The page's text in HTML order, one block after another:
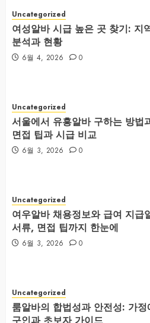
Uncategorized
여성알바 시급 높은 곳 찾기: 지
분석과 현황
6월 4, 2026 0
Uncategorized
서울에서 유흥알바 구하는 방법
면접 팁과 시급 비교
6월 3, 2026 0
Uncategorized
여우알바 채용정보와 급여 지급
서류, 면접 팁까지 한눈에
6월 3, 2026 0
Uncategorized
룸알바의 합법성과 안전성: 가